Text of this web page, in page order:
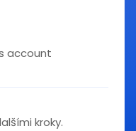
account
kroky.